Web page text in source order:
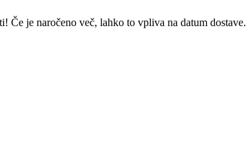
Če je naročeno več, lahko to vpliva na datum dostave.